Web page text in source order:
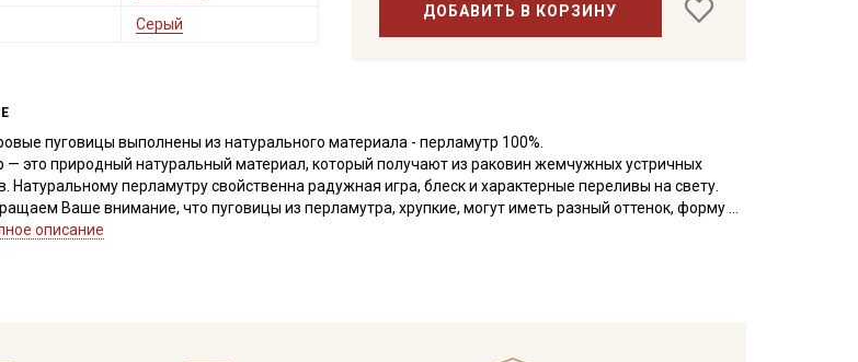
ДОБАВИТЬ В КОРЗИНУ
Серый
пуговицы выполнены из натурального материала - перламутр 100%.
— это природный натуральный материал, который получают из раковин жемчужных устричных
Натуральному перламутру свойственна радужная игра, блеск и характерные переливы на свету.
Ваше внимание, что пуговицы из перламутра, хрупкие, могут иметь разный оттенок, форму и
подбора близких по оттенку и форме пуговиц, просим написать об этом в комментарии к заказу.
описание